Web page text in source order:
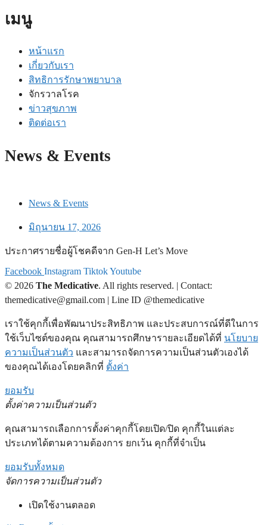
เมนู
หน้าแรก
เกี่ยวกับเรา
สิทธิการรักษาพยาบาล
จักรวาลโรค
ข่าวสุขภาพ
ติดต่อเรา
News & Events
News & Events
มิถุนายน 17, 2026
ประกาศรายชื่อผู้โชคดีจาก Gen-H Let’s Move
Facebook Instagram TiktokYoutube
© 2026 The Medicative. All rights reserved. | Contact:
themedicative@gmail.com | Line ID @themedicative
เราใช้คุกกี้เพื่อพัฒนาประสิทธิภาพ และประสบการณ์ที่ดีในการ
ใช้เว็บไซต์ของคุณ คุณสามารถศึกษารายละเอียดได้ที่ นโยบาย
ความเป็นส่วนตัว และสามารถจัดการความเป็นส่วนตัวเองได้
ของคุณได้เองโดยคลิกที่ ตั้งค่า
ยอมรับ
ตั้งค่าความเป็นส่วนตัว
คุณสามารถเลือกการตั้งค่าคุกกี้โดยเปิด/ปิด คุกกี้ในแต่ละ
ประเภทได้ตามความต้องการ ยกเว้น คุกกี้ที่จำเป็น
ยอมรับทั้งหมด
จัดการความเป็นส่วนตัว
เปิดใช้งานตลอด